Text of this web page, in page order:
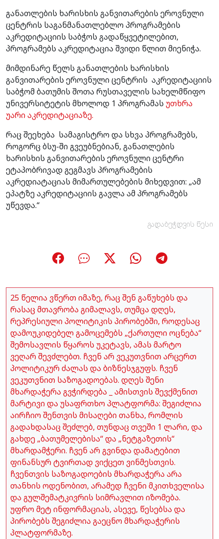
განათლების ხარისხის განვითარების ეროვნული
ცენტრის საგანმანათლებლო პროგრამების
აკრედიტაციის საბჭოს გადაწყვეტილებით,
პროგრამებს აკრედიტაცია შვიდი წლით მიენიჭა.
მიმდინარე წელს განათლების ხარისხის
განვითარების ეროვნული ცენტრის აკრედიტაციის
საბჭომ ბათუმის შოთა რუსთაველის სახელმწიფო
უნივერსიტეტის მხოლოდ 1 პროგრამას უთხრა
უარი აკრედიტაციაზე.
რაც შეეხება სამაგისტრო და სხვა პროგრამებს,
როგორც ბსუ-ში გვეუბნებიან, განათლების
ხარისხის განვითარების ეროვნული ცენტრი
ეტაპობრივად გეგმავს პროგრამების
აკრედიატაციას მიმართულებების მიხედვით: „ამ
ეპატზე აკრედიტაციის გავლა ამ პროგრამებს
უწევდა.“
გადაბეჭდვის წესი
25 წელია ვწერთ იმაზე, რაც შენ გაწუხებს და
რასაც მთავრობა გიმალავს, თუმცა დღეს,
რეპრესიული პოლიტიკის პირობებში, როდესაც
დამოუკიდებელ გამოცემებს „ქართული ოცნება“
შემოსავლის წყაროს უკეტავს, ამას მარტო
ვეღარ შევძლებთ. ჩვენ არ ვეკუთვნით არცერთ
პოლიტიკურ ძალას და ბიზნესჯგუფს. ჩვენ
ვეკუთვნით საზოგადოებას. დღეს შენი
მხარდაჭერა გვჭირდება _ ამისთვის შევქმენით
მარტივი და უსაფრთხო პლატფორმა: შეგიძლია
აირჩიო შენთვის მისაღები თანხა, რომლის
გადახდასაც შეძლებ, თუნდაც თვეში 1 ლარი, და
გახდე „ბათუმელებისა“ და „ნეტგაზეთის“
მხარდამჭერი. ჩვენ არ გვინდა დამატებით
ფინანსურ ტვირთად ვიქცეთ ვინმესთვის.
ჩვენთვის საზოგადოების მხარდაჭერა არა
თანხის ოდენობით, არამედ ჩვენი მკითხველისა
და გულშემატკივრის სიმრავლით იზომება.
უფრო მეტ ინფორმაციას, ასევე, წესებსა და
პირობებს შეგიძლია გაეცნო მხარდაჭერის
პლატფორმაზე.